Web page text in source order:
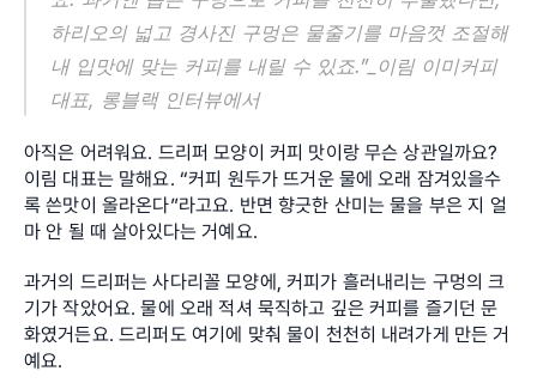
하리오의 넓고 경사진 구멍은 물줄기를 마음껏 조절해
내 입맛에 맞는 커피를 내릴 수 있죠.”_이림 이미커피
대표, 롱블랙 인터뷰에서
아직은 어려워요. 드리퍼 모양이 커피 맛이랑 무슨 상관일까요?
이림 대표는 말해요. “커피 원두가 뜨거운 물에 오래 잠겨있을수
록 쓴맛이 올라온다”라고요. 반면 향긋한 산미는 물을 부은 지 얼
마 안 될 때 살아있다는 거예요.
과거의 드리퍼는 사다리꼴 모양에, 커피가 흘러내리는 구멍의 크
기가 작았어요. 물에 오래 적셔 묵직하고 깊은 커피를 즐기던 문
화였거든요. 드리퍼도 여기에 맞춰 물이 천천히 내려가게 만든 거
예요.